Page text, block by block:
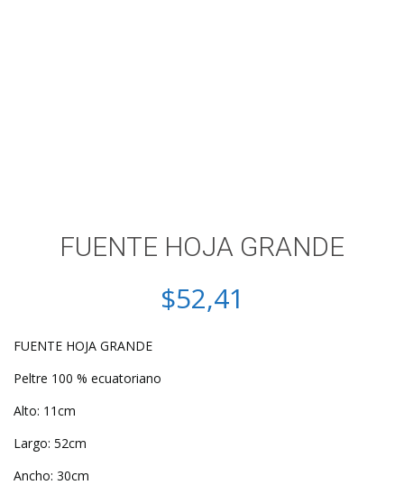
FUENTE HOJA GRANDE
$52,41
FUENTE HOJA GRANDE
Peltre 100 % ecuatoriano
Alto: 11cm
Largo: 52cm
Ancho: 30cm